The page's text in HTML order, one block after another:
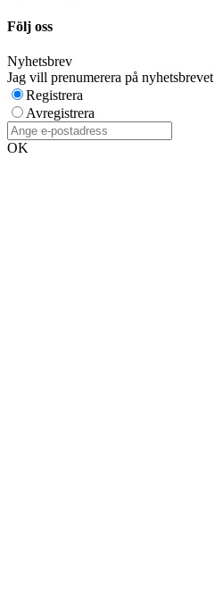
Följ oss
Nyhetsbrev
Jag vill prenumerera på nyhetsbrevet
Registrera
Avregistrera
OK